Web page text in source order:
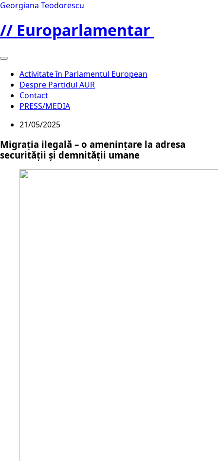
Georgiana Teodorescu
// Europarlamentar
Activitate în Parlamentul European
Despre Partidul AUR
Contact
PRESS/MEDIA
21/05/2025
Migrația ilegală – o amenințare la adresa
securității și demnității umane